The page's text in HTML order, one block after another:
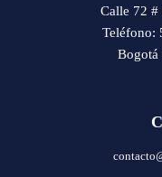
Calle 72
Teléfono:
Bogotá